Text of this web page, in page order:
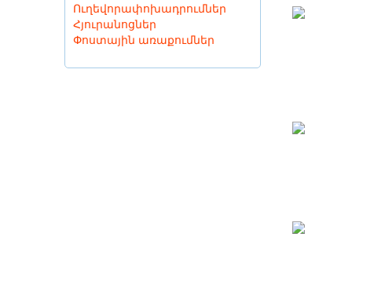
Ուղեվորափոխադրումներ
Հյուրանոցներ
Փոստային առաքումներ